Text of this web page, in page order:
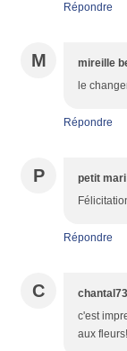
Répondre
M mireille
le
Répondre
P petit mari
Répondre
C chantal73
c'est
aux